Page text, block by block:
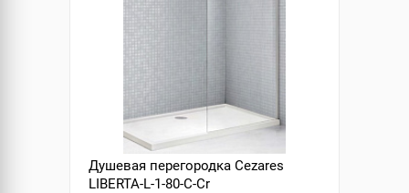
Душевая перегородка Cezares
LIBERTA-L-1-80-C-Cr